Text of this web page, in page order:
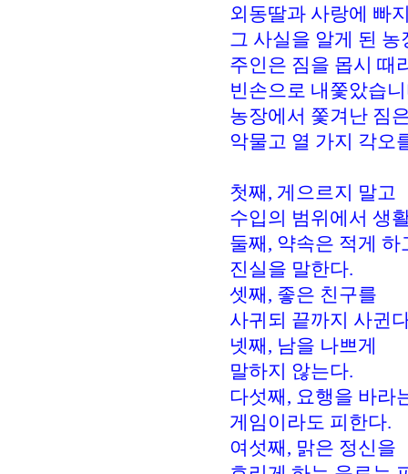
외동딸과 사랑에 빠
그 사실을 알게 된 농
주인은 짐을 몹시 때
빈손으로 내쫓았습
농장에서 쫓겨난 짐
악물고 열 가지 각오
첫째, 게으르지 말고
수입의 범위에서 생
둘째, 약속은 적게 하
진실을 말한다.
셋째, 좋은 친구를
사귀되 끝까지 사귄
넷째, 남을 나쁘게
말하지 않는다.
다섯째, 요행을 바라
게임이라도 피한다.
여섯째, 맑은 정신을